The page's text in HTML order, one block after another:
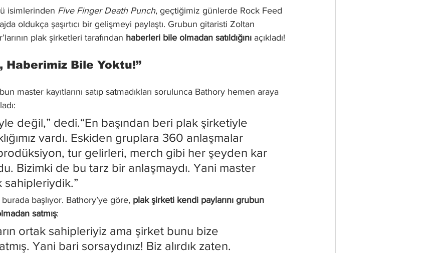
isimlerinden Five Finger Death Punch, geçtiğimiz günlerde Rock Feed
oldukça şaşırtıcı bir gelişmeyi paylaştı. Grubun gitaristi Zoltan
plak şirketleri tarafından haberleri bile olmadan satıldığını açıkladı!
Haberimiz Bile Yoktu!”
master kayıtlarını satıp satmadıkları sorulunca Bathory hemen araya
değil,” dedi.“En başından beri plak şirketiyle
vardı. Eskiden gruplara 360 anlaşmalar
prodüksiyon, tur gelirleri, merch gibi her şeyden kar
Bizimki de bu tarz bir anlaşmaydı. Yani master
sahipleriydik.”
başlıyor. Bathory’ye göre, plak şirketi kendi paylarını grubun
satmış:
ortak sahipleriyiz ama şirket bunu bize
Yani bari sorsaydınız! Biz alırdık zaten.